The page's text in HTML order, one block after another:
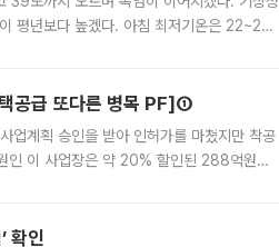
평년보다 높겠다. 아침 최저기온은 22~27
공급 또다른 병목 PF]①
업계획 승인을 받아 인허가를 마쳤지만 착공
인 이 사업장은 약 20% 할인된 288억원에
확인